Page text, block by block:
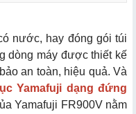
nước, hay đóng gói túi
dòng máy được thiết kế
an toàn, hiệu quả. Và
Yamafuji dạng đứng
Yamafuji FR900V nằm